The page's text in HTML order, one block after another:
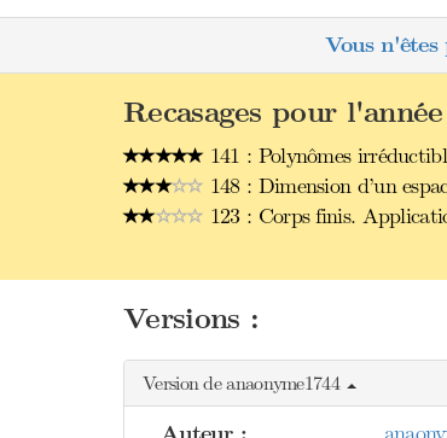
Vous n'êtes
Recasages pour
141 : Polynômes
148 : Dimension d’un
123 : Corps finis.
Versions :
Version de anaonyme1744